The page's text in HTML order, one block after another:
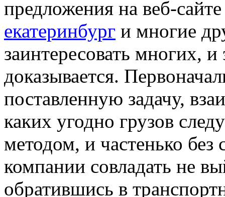
предложения на веб-
екатеринбург и многие
заинтересовать многих, и
доказывается.
поставленную задачу,
каких угодно грузов
методом, и частенько
компании совладать не
обратившись в